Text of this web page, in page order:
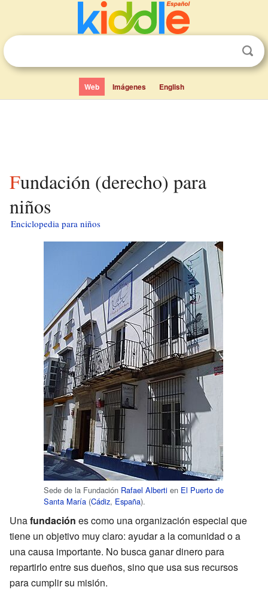
Web Imágenes English
Fundación (derecho) para
niños
Enciclopedia para niños
Sede de la Fundación Rafael Alberti en El Puerto de
Santa María (Cádiz, España).
Unafundación es como una organización especial que
tiene un objetivo muy claro: ayudar a la comunidad o a
una causa importante. No busca ganar dinero para
repartirlo entre sus dueños, sino que usa sus recursos
para cumplir su misión.